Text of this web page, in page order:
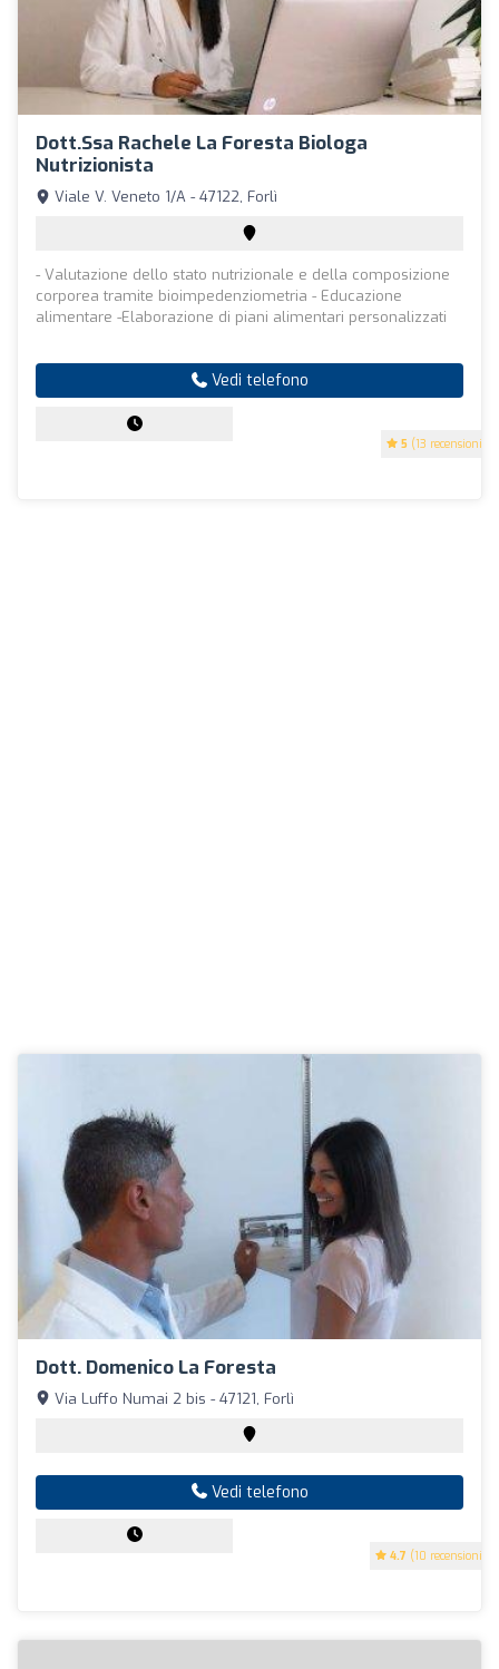
Dott.ssa Rachele La Foresta Biologa
Nutrizionista
5 (13 recensioni)
Viale V. Veneto 1/A - 47122, Forlì
- Valutazione dello stato nutrizionale e della composizione
corporea tramite bioimpedenziometria - Educazione
alimentare -Elaborazione di piani alimentari personalizzati
Vedi telefono
Dott. Domenico La Foresta
4.7 (10 recensioni)
Via Luffo Numai 2 bis - 47121, Forlì
Vedi telefono